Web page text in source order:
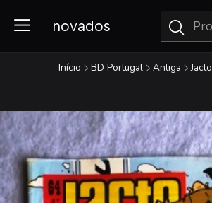
novados
Início BD Portugal Antiga Jacto